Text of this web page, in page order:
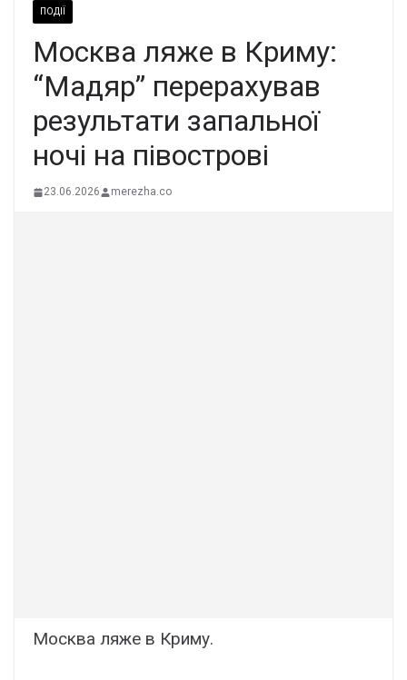
ПОДІЇ
Моcква ляже в Кpиму:
“Мадяр” переpахував
результати запaльної
ночі на півocтрові
23.06.2026 merezha.co
Москва ляже в Криму.